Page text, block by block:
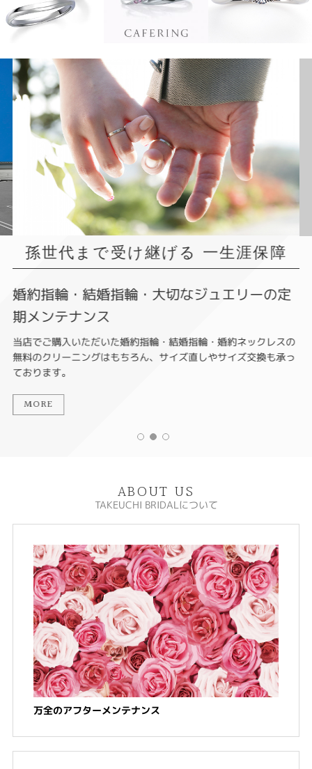
孫世代まで受け継げる 一生涯保障
婚約指輪・結婚指輪・大切なジュエリーの定
期メンテナンス
当店でご購入いただいた婚約指輪・結婚指輪・婚約ネックレスの
無料のクリーニングはもちろん、サイズ直しやサイズ交換も承っ
ております。
MORE
ABOUT US
TAKEUCHI BRIDALについて
万全のアフターメンテナンス